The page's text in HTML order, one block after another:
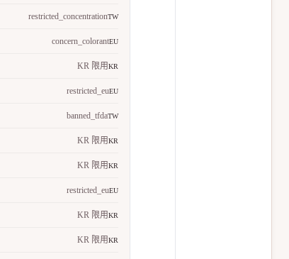
restricted_concentrationTW
concern_colorantEU
KR 限用KR
restricted_euEU
banned_tfdaTW
KR 限用KR
KR 限用KR
restricted_euEU
KR 限用KR
KR 限用KR